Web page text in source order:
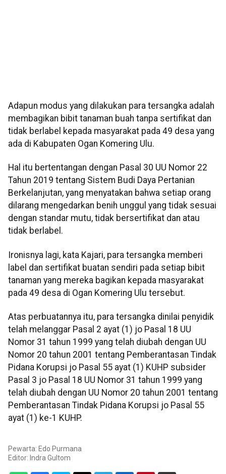
Adapun modus yang dilakukan para tersangka adalah
membagikan bibit tanaman buah tanpa sertifikat dan
tidak berlabel kepada masyarakat pada 49 desa yang
ada di Kabupaten Ogan Komering Ulu.
Hal itu bertentangan dengan Pasal 30 UU Nomor 22
Tahun 2019 tentang Sistem Budi Daya Pertanian
Berkelanjutan, yang menyatakan bahwa setiap orang
dilarang mengedarkan benih unggul yang tidak sesuai
dengan standar mutu, tidak bersertifikat dan atau
tidak berlabel.
Ironisnya lagi, kata Kajari, para tersangka memberi
label dan sertifikat buatan sendiri pada setiap bibit
tanaman yang mereka bagikan kepada masyarakat
pada 49 desa di Ogan Komering Ulu tersebut.
Atas perbuatannya itu, para tersangka dinilai penyidik
telah melanggar Pasal 2 ayat (1) jo Pasal 18 UU
Nomor 31 tahun 1999 yang telah diubah dengan UU
Nomor 20 tahun 2001 tentang Pemberantasan Tindak
Pidana Korupsi jo Pasal 55 ayat (1) KUHP subsider
Pasal 3 jo Pasal 18 UU Nomor 31 tahun 1999 yang
telah diubah dengan UU Nomor 20 tahun 2001 tentang
Pemberantasan Tindak Pidana Korupsi jo Pasal 55
ayat (1) ke-1 KUHP.
Pewarta: Edo Purmana
Editor: Indra Gultom